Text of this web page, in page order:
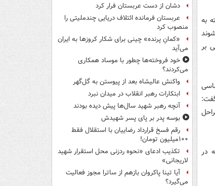
به
بر
در
دشان از دست عربستان فرار کرد
عربستان فرمانده ائتلاف دریایی چندملیتی را
منصوب کرد
«کمانِ پرنده» چینی برای شکار کروزها به ایران
می‌آید
خود فروخته‌ها چطور با موساد همکاری
می‌کردند؟
واکنش عالیشاه بعد از پیوستن به گل‌گهر
ابتکارات رهبر انقلاب در میدان نبرد
آنچه رهبر شهید سال‌ها پیش دیده بودند
بوسه‌ پدر بر پای پسر شهیدش
رقم فسخ قرارداد رضاییان با استقلال فقط
۱۰۰میلیون تومان!
تکذیب ادعای «نحوه ردزنی محل استقرار شهید
لاریجانی»
آیا تینا پاکروان بازهم از ساترا مجوز فعالیت
می‌گیرد؟